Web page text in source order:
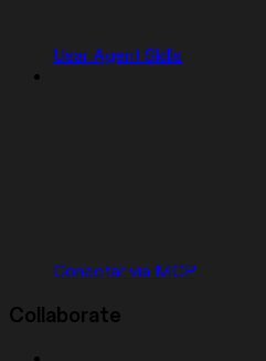
Usar Agent Skills
Conectar via MCP
Collaborate